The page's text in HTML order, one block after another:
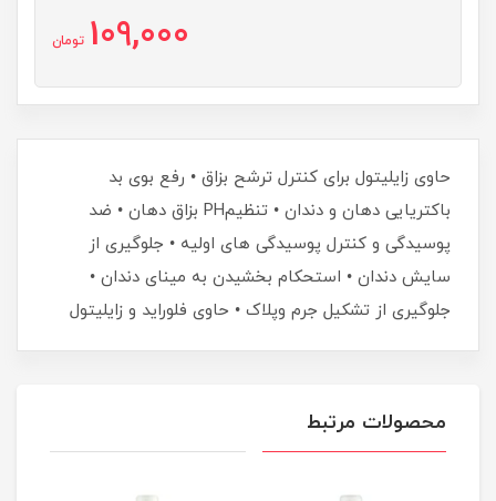
109,000 تومان
حاوی زایلیتول برای کنترل ترشح بزاق • رفع بوی بد
باکتریایی دهان و دندان • تنظیمPH بزاق دهان • ضد
پوسیدگی و کنترل پوسیدگی های اولیه • جلوگیری از
سایش دندان • استحکام بخشیدن به مینای دندان •
جلوگیری از تشکیل جرم وپلاک • حاوی فلوراید و زایلیتول
محصولات مرتبط